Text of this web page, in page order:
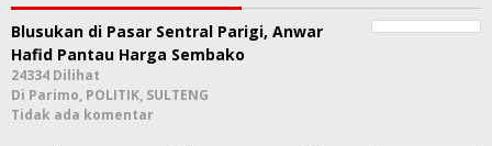
Blusukan di Pasar Sentral Parigi, Anwar
Hafid Pantau Harga Sembako
24334 Dilihat
Di Parimo, POLITIK, SULTENG
Tidak ada komentar